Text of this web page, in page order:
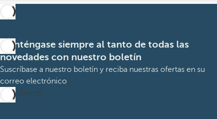
Manténgase siempre al tanto de todas las
novedades con nuestro boletín
Suscríbase a nuestro boletín y reciba nuestras ofertas en su
correo electrónico
Suscribirme